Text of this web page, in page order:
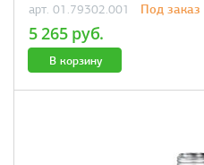
арт. 01.79302.001 Под заказ
5 265 руб.
В корзину